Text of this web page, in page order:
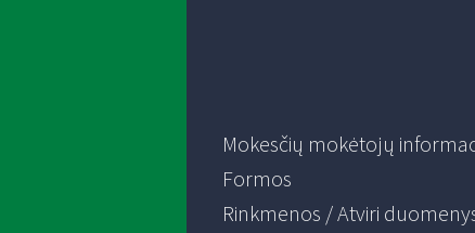
Mokesčių mokėtojų
Formos
Rinkmenos / Atviri